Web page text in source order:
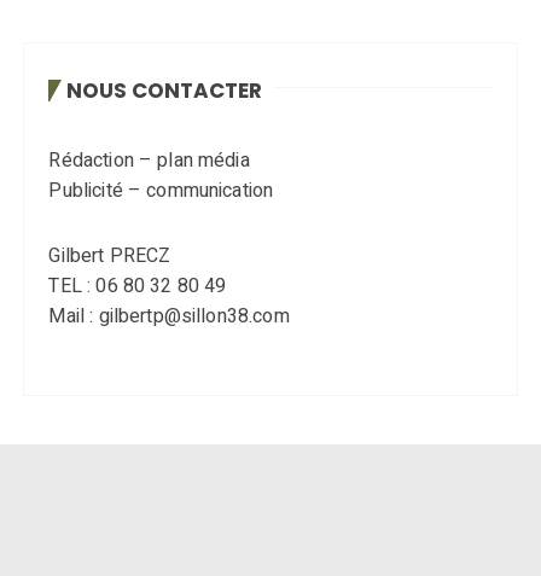
NOUS CONTACTER
Rédaction – plan média
Publicité – communication
Gilbert PRECZ
TEL : 06 80 32 80 49
Mail : gilbertp@sillon38.com